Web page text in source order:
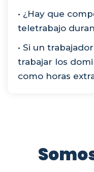
• ¿Hay que
teletrabajo
• Si un
trabajar los
como horas